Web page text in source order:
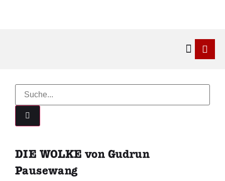
DIE WOLKE von Gudrun
Pausewang